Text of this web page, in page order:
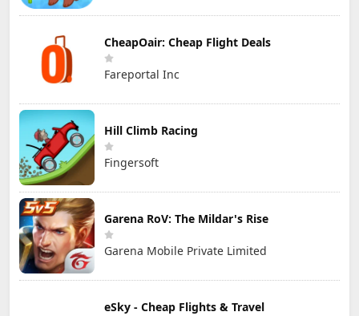
CheapOair: Cheap Flight Deals
Fareportal Inc
Hill Climb Racing
Fingersoft
Garena RoV: The Mildar's Rise
Garena Mobile Private Limited
eSky - Cheap Flights & Travel